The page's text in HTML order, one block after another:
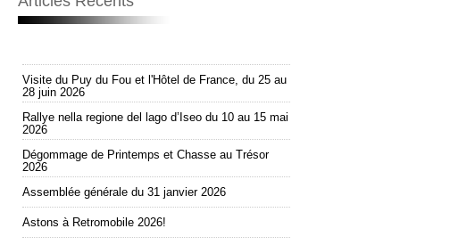
Visite du Puy du Fou et l'Hôtel de France, du 25 au
28 juin 2026
Rallye nella regione del lago d’Iseo du 10 au 15 mai
2026
Dégommage de Printemps et Chasse au Trésor
2026
Assemblée générale du 31 janvier 2026
Astons à Retromobile 2026!